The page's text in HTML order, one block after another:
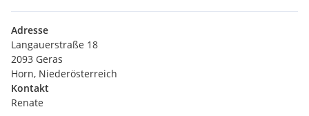
Adresse
Langauerstraße 18
2093 Geras
Horn, Niederösterreich
Kontakt
Renate